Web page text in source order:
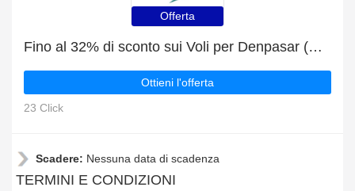
Offerta
Fino al 32% di sconto sui Voli per Denpasar (Bali) per un tempo limitato
Ottieni l'offerta
23 Click
Scadere: Nessuna data di scadenza
TERMINI E CONDIZIONI